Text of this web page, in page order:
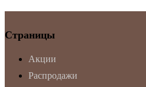
Страницы
Акции
Распродажи